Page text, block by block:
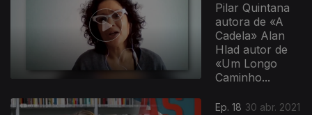
Pilar Quintana
autora de «A
Cadela» Alan
Hlad autor de
«Um Longo
Caminho...
Ep. 18 30 abr. 2021